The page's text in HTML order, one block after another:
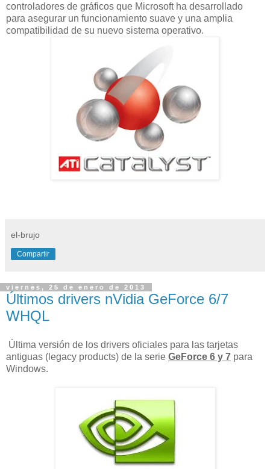
controladores de gráficos que Microsoft ha desarrollado
para asegurar un funcionamiento suave y una amplia
compatibilidad de su nuevo sistema operativo.
el-brujo
Compartir
viernes, 25 de enero de 2013
Últimos drivers nVidia GeForce 6/7
WHQL
Última versión de los drivers oficiales para las tarjetas
antiguas (legacy products) de la serie GeForce 6 y 7 para
Windows.